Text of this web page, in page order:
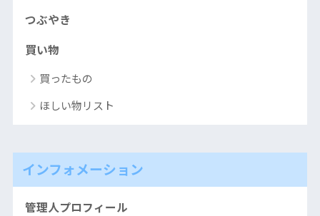
つぶやき
買い物
買ったもの
ほしい物リスト
インフォメーション
管理人プロフィール